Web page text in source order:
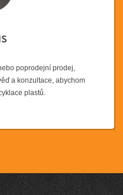
poprodejní prodej,
a konzultace, abychom
plastů.